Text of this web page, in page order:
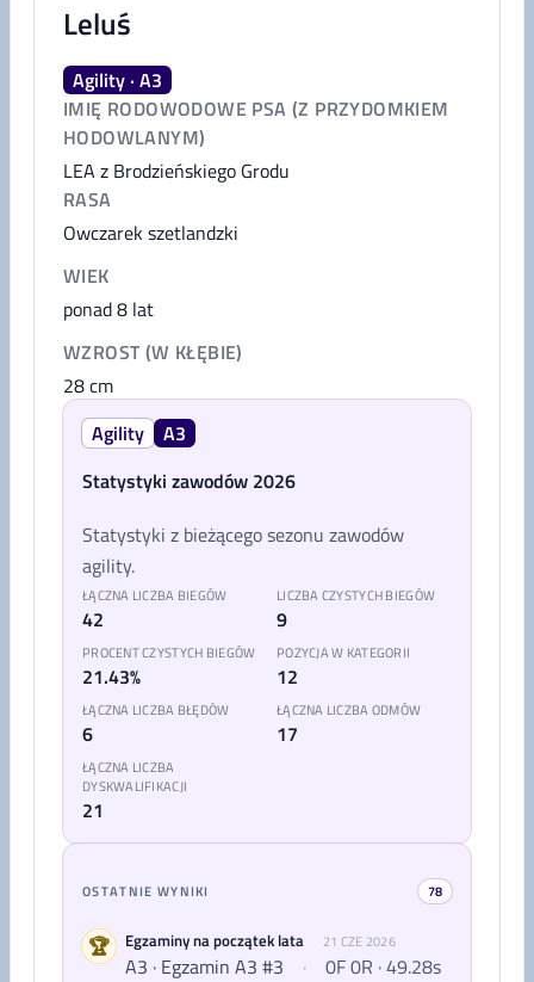
Leluś
Agility · A3
IMIĘ RODOWODOWE PSA (Z PRZYDOMKIEM
HODOWLANYM)
LEA z Brodzieńskiego Grodu
RASA
Owczarek szetlandzki
WIEK
ponad 8 lat
WZROST (W KŁĘBIE)
28cm
Agility
A3
Statystyki zawodów 2026
Statystyki z bieżącego sezonu zawodów
agility.
ŁĄCZNA LICZBA BIEGÓW
42
LICZBA CZYSTYCH BIEGÓW
9
PROCENT CZYSTYCH BIEGÓW
21.43%
POZYCJA W KATEGORII
12
ŁĄCZNA LICZBA BŁĘDÓW
6
ŁĄCZNA LICZBA ODMÓW
17
ŁĄCZNA LICZBA
DYSKWALIFIKACJI
21
OSTATNIE WYNIKI 78
🏆 Egzaminy na początek lata 21 CZE 2026
A3 · Egzamin A3 #3 · 0F 0R · 49.28s